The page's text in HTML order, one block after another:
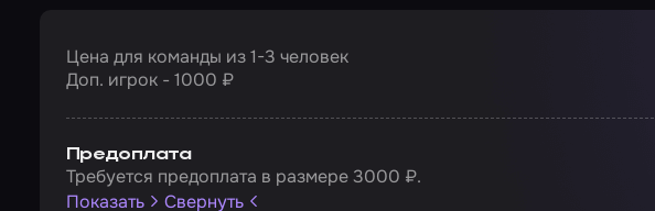
Цена для команды из 1-3 человек
Доп. игрок - 1000 ₽
Предоплата
Требуется предоплата в размере 3000 ₽.
Показать
Свернуть